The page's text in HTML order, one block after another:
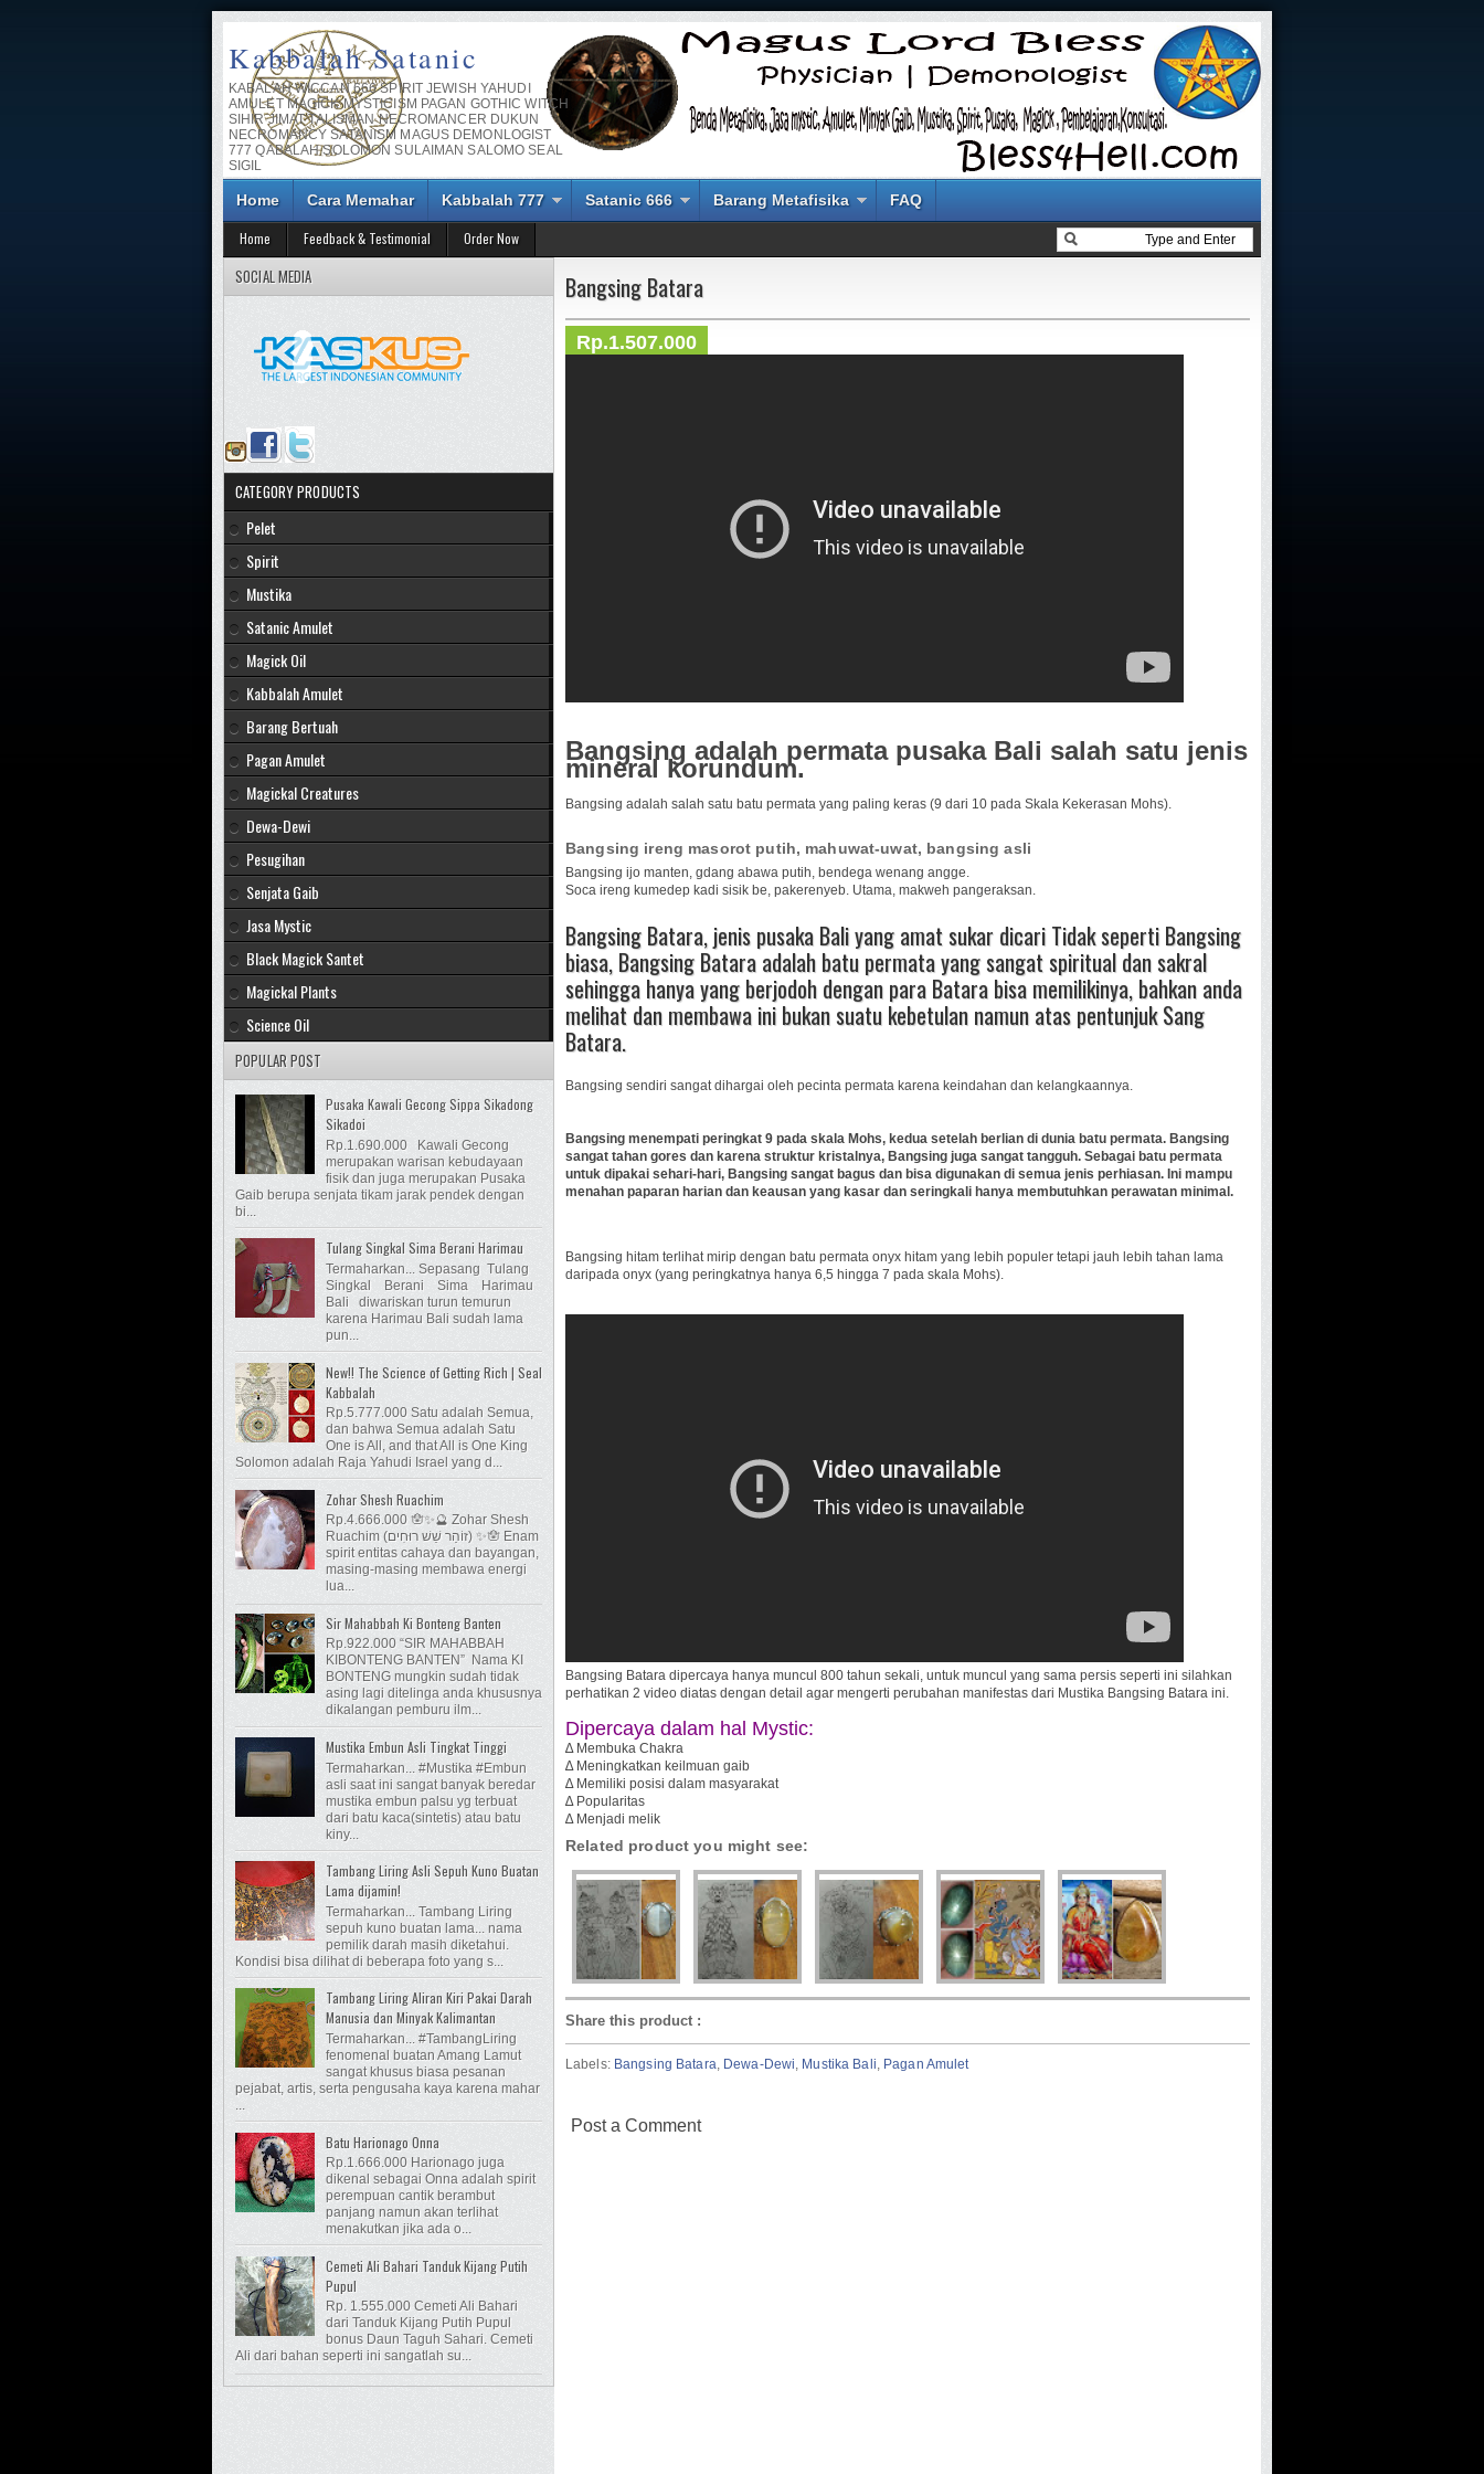
Kabbalah Satanic
KABALAH WICCAN 666 SPIRIT JEWISH YAHUDI
AMULET MAGICK MYSTICISM PAGAN GOTHIC WITCH
SIHIR JIMAT TALISMAN NECROMANCER DUKUN
NECROMANCY SATANISM MAGUS DEMONLOGIST
777 QABALAH SOLOMON SULAIMAN SALOMO SEAL
SIGIL
Home Cara Memahar Kabbalah 777 Satanic 666 Barang Metafisika FAQ
Home Feedback & Testimonial Order Now
Bangsing Batara
Rp.1.507.000
Bangsing adalah permata pusaka Bali salah satu jenis
mineral korundum.
Bangsing adalah salah satu batu permata yang paling keras (9 dari 10 pada Skala Kekerasan Mohs).
Bangsing ireng masorot putih, mahuwat-uwat, bangsing asli
Bangsing ijo manten, gdang abawa putih, bendega wenang angge.
Soca ireng kumedep kadi sisik be, pakerenyeb. Utama, makweh pangeraksan.
Bangsing Batara, jenis pusaka Bali yang amat sukar dicari Tidak seperti Bangsing
biasa, Bangsing Batara adalah batu permata yang sangat spiritual dan sakral
sehingga hanya yang berjodoh dengan para Batara bisa memilikinya, bahkan anda
melihat dan membawa ini bukan suatu kebetulan namun atas pentunjuk Sang
Batara.
Bangsing sendiri sangat dihargai oleh pecinta permata karena keindahan dan kelangkaannya.
Bangsing menempati peringkat 9 pada skala Mohs, kedua setelah berlian di dunia batu permata. Bangsing
sangat tahan gores dan karena struktur kristalnya, Bangsing juga sangat tangguh. Sebagai batu permata
untuk dipakai sehari-hari, Bangsing sangat bagus dan bisa digunakan di semua jenis perhiasan. Ini mampu
menahan paparan harian dan keausan yang kasar dan seringkali hanya membutuhkan perawatan minimal.
Bangsing hitam terlihat mirip dengan batu permata onyx hitam yang lebih populer tetapi jauh lebih tahan lama
daripada onyx (yang peringkatnya hanya 6,5 ​​hingga 7 pada skala Mohs).
Bangsing Batara dipercaya hanya muncul 800 tahun sekali, untuk muncul yang sama persis seperti ini silahkan
perhatikan 2 video diatas dengan detail agar mengerti perubahan manifestas dari Mustika Bangsing Batara ini.
Dipercaya dalam hal Mystic:
∆ Membuka Chakra
∆ Meningkatkan keilmuan gaib
∆ Memiliki posisi dalam masyarakat
∆ Popularitas
∆ Menjadi melik
Related product you might see:
Share this product :
Labels: Bangsing Batara, Dewa-Dewi, Mustika Bali, Pagan Amulet
Post a Comment
SOCIAL MEDIA
CATEGORY PRODUCTS
Pelet
Spirit
Mustika
Satanic Amulet
Magick Oil
Kabbalah Amulet
Barang Bertuah
Pagan Amulet
Magickal Creatures
Dewa-Dewi
Pesugihan
Senjata Gaib
Jasa Mystic
Black Magick Santet
Magickal Plants
Science Oil
POPULAR POST
Pusaka Kawali Gecong Sippa Sikadong
Sikadoi
Rp.1.690.000 Kawali Gecong
merupakan warisan kebudayaan
fisik dan juga merupakan Pusaka
Gaib berupa senjata tikam jarak pendek dengan
bi...
Tulang Singkal Sima Berani Harimau
Termaharkan... Sepasang Tulang
Singkal Berani Sima Harimau
Bali diwariskan turun temurun
karena Harimau Bali sudah lama
pun...
New!! The Science of Getting Rich | Seal
Kabbalah
Rp.5.777.000 Satu adalah Semua,
dan bahwa Semua adalah Satu
One is All, and that All is One King
Solomon adalah Raja Yahudi Israel yang d...
Zohar Shesh Ruachim
Rp.4.666.000 🪬✨🔮 Zohar Shesh
Ruachim (זוֹהַר שֵׁשׁ רוּחִים) ✨🪬 Enam
spirit entitas cahaya dan bayangan,
masing-masing membawa energi
lua...
Sir Mahabbah Ki Bonteng Banten
Rp.922.000 “SIR MAHABBAH
KIBONTENG BANTEN” Nama KI
BONTENG mungkin sudah tidak
asing lagi ditelinga anda khususnya
dikalangan pemburu ilm...
Mustika Embun Asli Tingkat Tinggi
Termaharkan... #Mustika #Embun
asli saat ini sangat banyak beredar
mustika embun palsu yg terbuat
dari batu kaca(sintetis) atau batu
kiny...
Tambang Liring Asli Sepuh Kuno Buatan
Lama dijamin!
Termaharkan... Tambang Liring
sepuh kuno buatan lama... nama
pemilik darah masih diketahui.
Kondisi bisa dilihat di beberapa foto yang s...
Tambang Liring Aliran Kiri Pakai Darah
Manusia dan Minyak Kalimantan
Termaharkan... #TambangLiring
fenomenal buatan Amang Lamut
sangat khusus biasa pesanan
pejabat, artis, serta pengusaha kaya karena mahar
...
Batu Harionago Onna
Rp.1.666.000 Harionago juga
dikenal sebagai Onna adalah spirit
perempuan cantik berambut
panjang namun akan terlihat
menakutkan jika ada o...
Cemeti Ali Bahari Tanduk Kijang Putih
Pupul
Rp. 1.555.000 Cemeti Ali Bahari
dari Tanduk Kijang Putih Pupul
bonus Daun Taguh Sahari. Cemeti
Ali dari bahan seperti ini sangatlah su...